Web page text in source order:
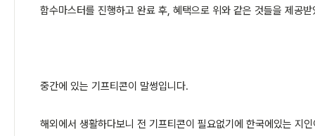
함수마스터를 진행하고 완료 후, 혜택으로 위와 같은 것들을 제공받
중간에 있는 기프티콘이 말썽입니다.
해외에서 생활하다보니 전 기프티콘이 필요없기에 한국에있는 지